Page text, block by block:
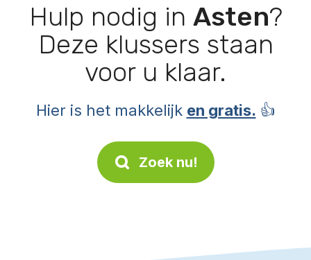
Hulp nodig in Asten?
Deze klussers staan
voor u klaar.
Hier is het makkelijk en gratis. 👍
Zoek nu!